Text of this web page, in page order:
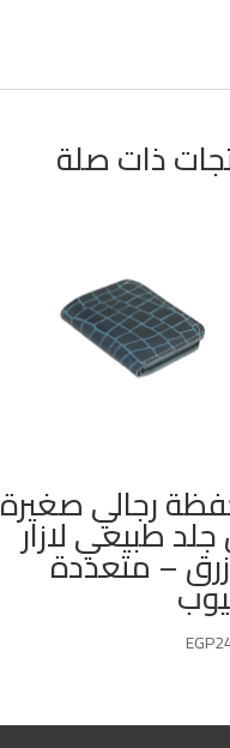
ذات صلة
رجالي صغيرة
طبيعي لازار
– متعددة
EGP